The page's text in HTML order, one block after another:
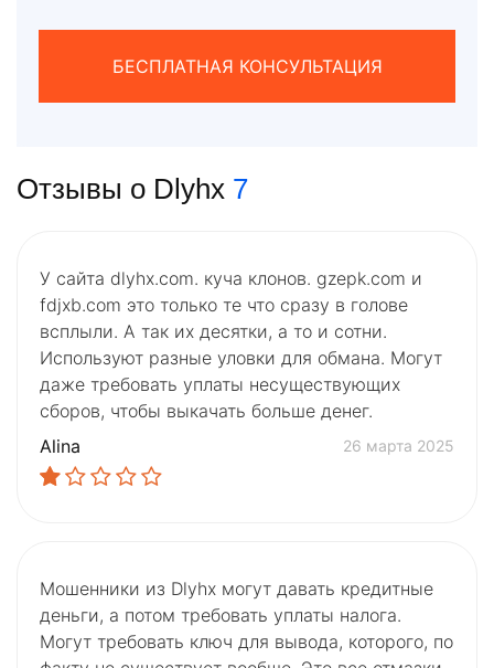
БЕСПЛАТНАЯ КОНСУЛЬТАЦИЯ
Отзывы о Dlyhx 7
У сайта dlyhx.com. куча клонов. gzepk.com и
fdjxb.com это только те что сразу в голове
всплыли. А так их десятки, а то и сотни.
Используют разные уловки для обмана. Могут
даже требовать уплаты несуществующих
сборов, чтобы выкачать больше денег.
Alina
26 марта 2025
Мошенники из Dlyhx могут давать кредитные
деньги, а потом требовать уплаты налога.
Могут требовать ключ для вывода, которого, по